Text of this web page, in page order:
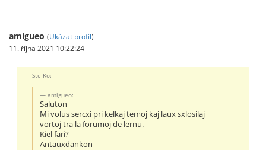
amigueo (Ukázat profil)
11. října 2021 10:22:24
StefKo:
amigueo:
Saluton
Mi volus sercxi pri kelkaj temoj kaj laux sxlosilaj
vortoj tra la forumoj de lernu.
Kiel fari?
Antauxdankon